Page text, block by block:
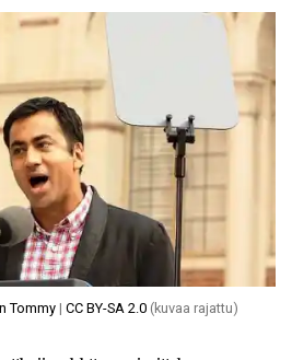
Tommy | CC BY-SA 2.0 (kuvaa rajattu)